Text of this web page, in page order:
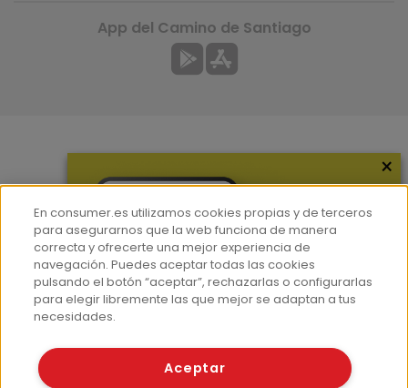
Hemeroteca
Contacto
Prensa
Corpus Lingüístico Consumer
App del Camino de Santiago
© Fundación EROSKI
×
En consumer.es utilizamos cookies propias y de terceros
para asegurarnos que la web funciona de manera
correcta y ofrecerte una mejor experiencia de
navegación. Puedes aceptar todas las cookies
pulsando el botón “aceptar”, rechazarlas o configurarlas
para elegir libremente las que mejor se adaptan a tus
necesidades.
Aceptar